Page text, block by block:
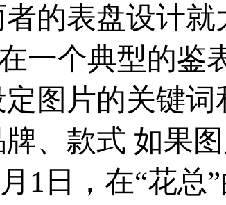
的表盘设计
个典型的鉴表
图片的关键
、款式 如果
1日，在“花总